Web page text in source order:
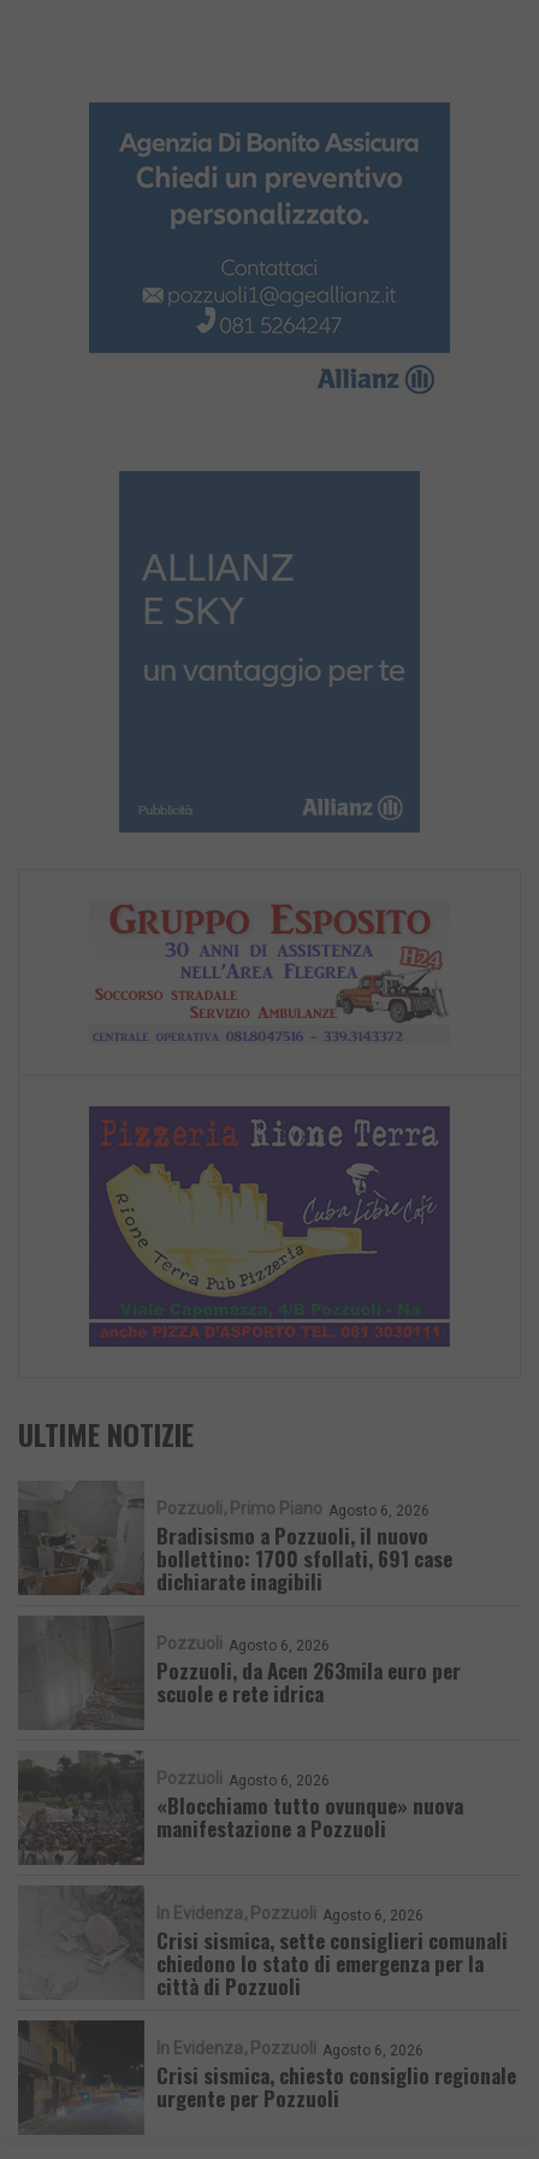
ULTIME NOTIZIE
Pozzuoli Primo Piano Agosto 6, 2026
Bradisismo a Pozzuoli, il nuovo
bollettino: 1700 sfollati, 691 case
dichiarate inagibili
Pozzuoli Agosto 6, 2026
Pozzuoli, da Acen 263mila euro per
scuole e rete idrica
Pozzuoli Agosto 6, 2026
«Blocchiamo tutto ovunque» nuova
manifestazione a Pozzuoli
In Evidenza Pozzuoli Agosto 6, 2026
Crisi sismica, sette consiglieri comunali
chiedono lo stato di emergenza per la
città di Pozzuoli
In Evidenza Pozzuoli Agosto 6, 2026
Crisi sismica, chiesto consiglio regionale
urgente per Pozzuoli